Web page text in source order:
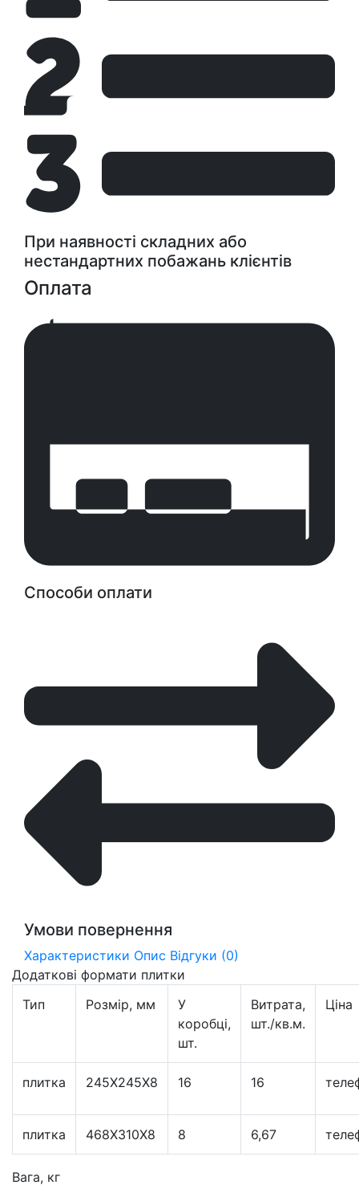
При наявності складних або
нестандартних побажань клієнтів
Оплата
Способи оплати
Умови повернення
Характеристики Опис Відгуки (0)
Додаткові формати плитки
Тип
Розмір, мм
У
коробці,
шт.
Витрата,
шт./кв.м.
Ціна
плитка 245X245X8 16 16
плитка 468Х310Х8 8 6,67
Вага, кг